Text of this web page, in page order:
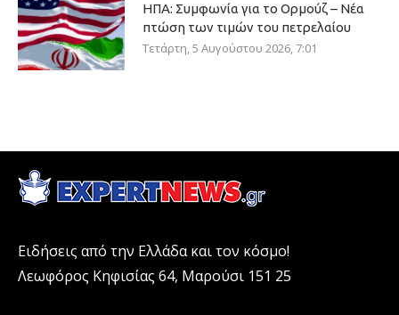
ΗΠΑ: Συμφωνία για το Ορμούζ – Νέα
πτώση των τιμών του πετρελαίου
Τετάρτη, 5 Αυγούστου 2026, 7:01
Ειδήσεις από την Ελλάδα και τον κόσμο!
Λεωφόρος Κηφισίας 64, Μαρούσι 151 25